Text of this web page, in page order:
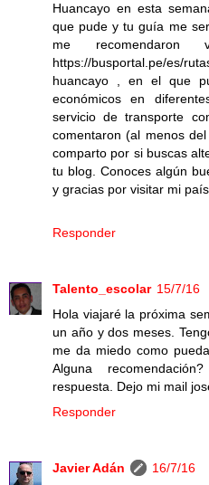
Huancayo en esta
que pude y tu guía me
me
https://busportal.pe/es/
huancayo , en el que
económicos en
servicio de transporte
comentaron (al menos
comparto por si buscas
tu blog. Conoces algún
y gracias por visitar mi
Responder
Talento_escolar 15/7/16
Hola viajaré la próxima
un año y dos meses.
me da miedo como
Alguna
respuesta. Dejo mi mail
Responder
Javier Adán
16/7/16